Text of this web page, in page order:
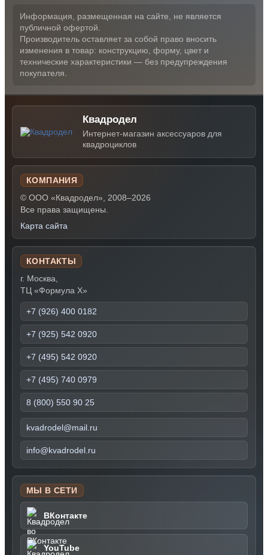
Информация, размещенная на сайте, не является
публичной офертой.
Производитель оставляет за собой право вносить
изменения в товар: конструкцию, форму, цвет и
технические характеристики — без предупреждения
покупателя.
Квадродел
Интернет-магазин аксессуаров для
квадроциклов
КОМПАНИЯ
© ООО «Квадродел», 2008–2026
Все права защищены.
Карта сайта
КОНТАКТЫ
г. Москва,
ТЦ «Формула Х»
+7 (926) 400 0182
+7 (925) 542 0920
+7 (495) 542 0920
+7 (495) 740 0979
8 (800) 550 90 25
kvadrodel@mail.ru
info@kvadrodel.ru
МЫ В СЕТИ
ВКонтакте
YouTube